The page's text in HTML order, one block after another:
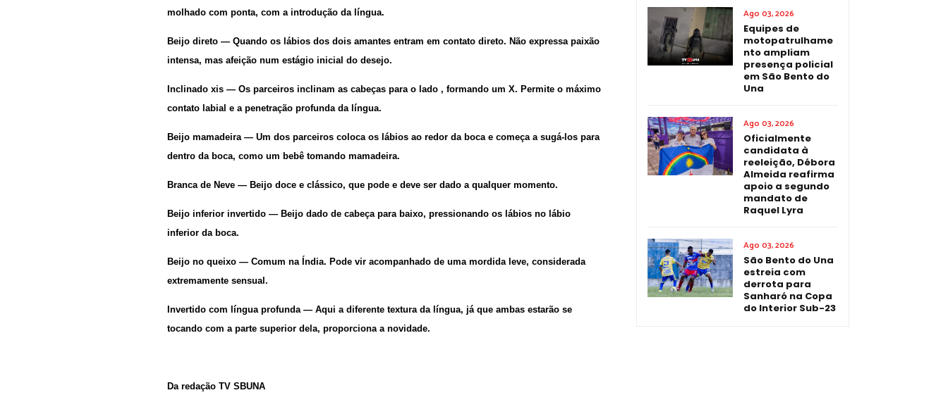
molhado com ponta, com a introdução da língua.
Beijo direto — Quando os lábios dos dois amantes entram em contato direto. Não expressa paixão
intensa, mas afeição num estágio inicial do desejo.
Inclinado xis — Os parceiros inclinam as cabeças para o lado , formando um X. Permite o máximo
contato labial e a penetração profunda da língua.
Beijo mamadeira — Um dos parceiros coloca os lábios ao redor da boca e começa a sugá-los para
dentro da boca, como um bebê tomando mamadeira.
Branca de Neve — Beijo doce e clássico, que pode e deve ser dado a qualquer momento.
Beijo inferior invertido — Beijo dado de cabeça para baixo, pressionando os lábios no lábio
inferior da boca.
Beijo no queixo — Comum na Índia. Pode vir acompanhado de uma mordida leve, considerada
extremamente sensual.
Invertido com língua profunda — Aqui a diferente textura da língua, já que ambas estarão se
tocando com a parte superior dela, proporciona a novidade.
Da redação TV SBUNA
Ago 03, 2026
Equipes de
motopatrulhame
nto ampliam
presença policial
em São Bento do
Una
Ago 03, 2026
Oficialmente
candidata à
reeleição, Débora
Almeida reafirma
apoio a segundo
mandato de
Raquel Lyra
Ago 03, 2026
São Bento do Una
estreia com
derrota para
Sanharó na Copa
do Interior Sub-23